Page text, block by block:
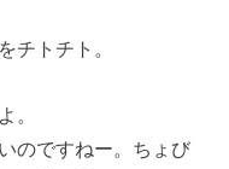
チトチト。
。
のですねー。ちょび